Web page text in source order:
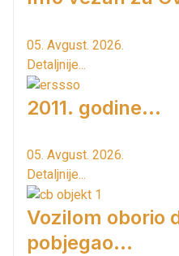
05. Avgust. 2026.
Detaljnije...
2011. godine...
05. Avgust. 2026.
Detaljnije...
Vozilom oborio
pobjegao...